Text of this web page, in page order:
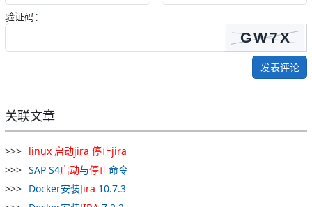
验证码：
发表评论
关联文章
linux 启动jira 停止jira
SAP S4启动与停止命令
Docker安装Jira 10.7.3